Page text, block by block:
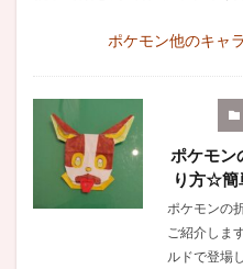
ポケモン他のキャ
ポケモン
り方☆簡
ポケモンの
ご紹介しま
ルドで登場